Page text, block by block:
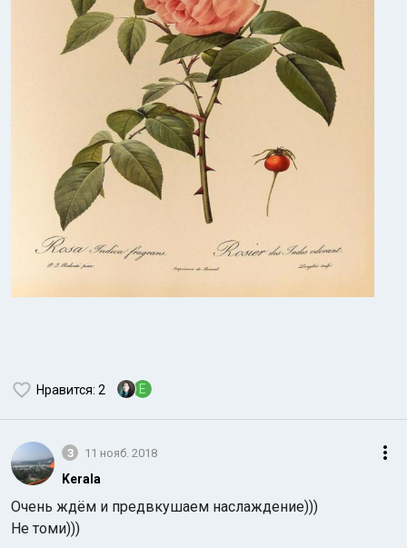
Нравится: 2 E
3 11 нояб. 2018
Kerala
Очень ждём и предвкушаем наслаждение)))
Не томи)))